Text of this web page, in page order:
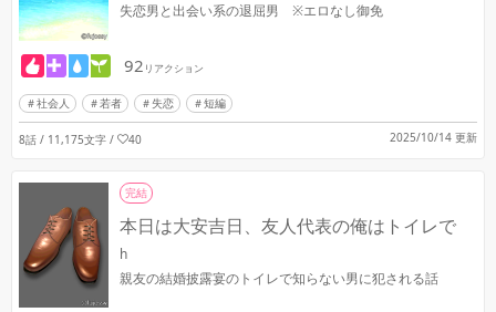
失恋男と出会い系の退屈男 ※エロなし御免
92 リアクション
社会人 若者 失恋 短編
8話 / 11,175文字 / 40 2025/10/14 更新
完結
本日は大安吉日、友人代表の俺はトイレで
h
親友の結婚披露宴のトイレで知らない男に犯される話